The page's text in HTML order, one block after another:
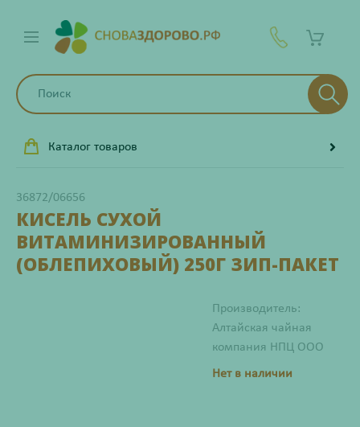
Каталог товаров
36872/06656
КИСЕЛЬ СУХОЙ
ВИТАМИНИЗИРОВАННЫЙ
(ОБЛЕПИХОВЫЙ) 250Г ЗИП-ПАКЕТ
Производитель:
Алтайская чайная
компания НПЦ ООО
Нет в наличии